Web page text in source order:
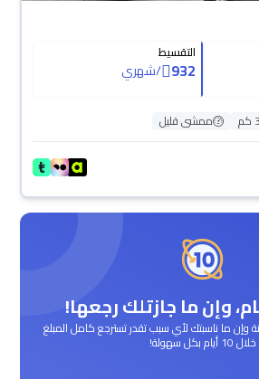
التقسيط
932
/شهري
ممشى قليل
ما ناسبتك لأي سبب تقدر تسترجع كامل المبلغ
خلال 10 أيام بكل سهولة!